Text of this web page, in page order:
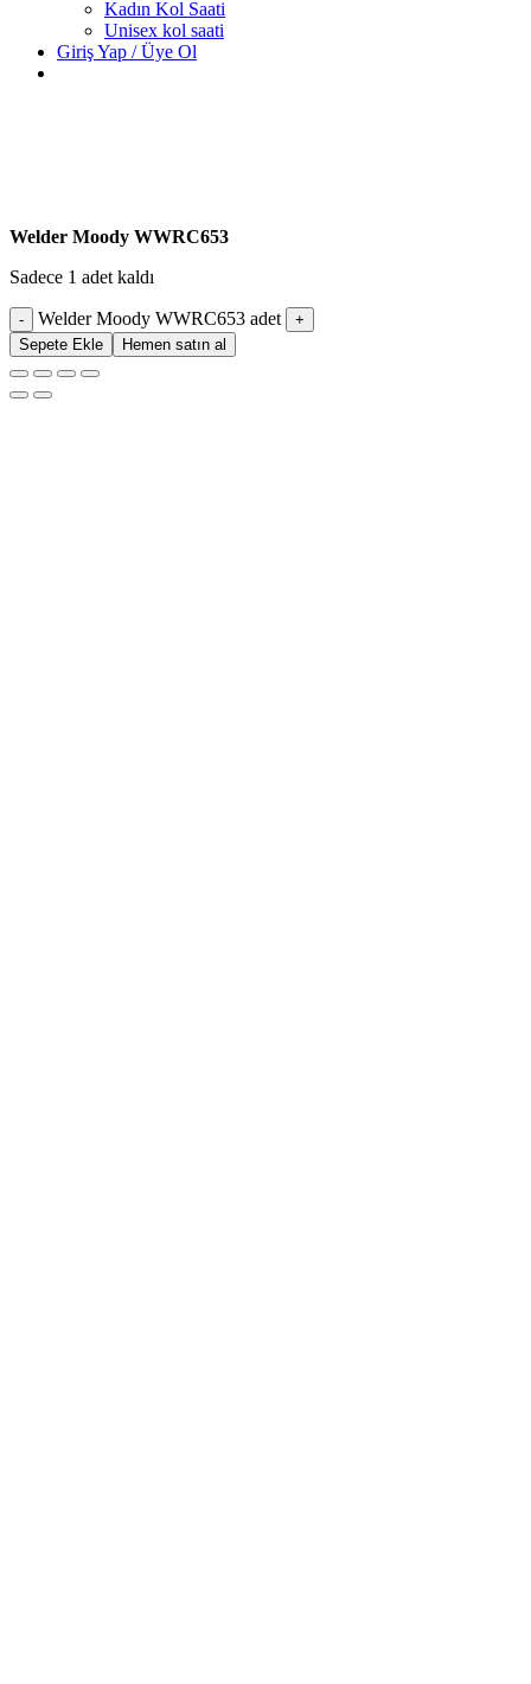
Kadın Kol Saati
Unisex kol saati
Giriş Yap / Üye Ol
Welder Moody WWRC653
Sadece 1 adet kaldı
Welder Moody WWRC653 adet
Sepete Ekle Hemen satın al